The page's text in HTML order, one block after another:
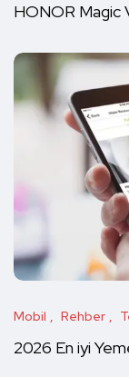
HONOR Magic
Mobil Rehber
2026 En iyi